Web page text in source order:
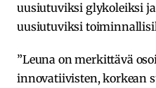
uusiutuviksi glykoleiksi
uusiutuviksi
”Leuna on merkittävä
innovatiivisten, korkean